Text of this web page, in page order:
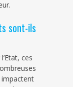
sont-ils
ces
impactent